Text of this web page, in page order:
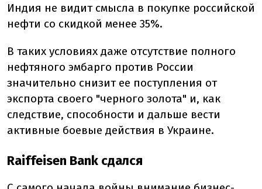
Индия не видит смысла в покупке российской
нефти со скидкой менее 35%.
В таких условиях даже отсутствие полного
нефтяного эмбарго против России
значительно снизит ее поступления от
экспорта своего "черного золота" и, как
следствие, способности и дальше вести
активные боевые действия в Украине.
Raiffeisen Bank сдался